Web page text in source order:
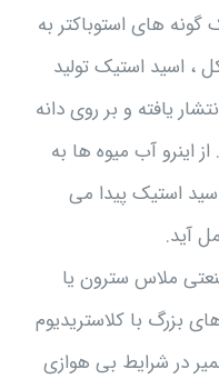
گونه های استوباکتر به
، اسید استیک تولید
یافته و بر روی دانه
اینرو آب میوه ها به
استیک پیدا می
آید.
ملاس سترون یا
بزرگ با کلاستریدیوم
در شرایط بی هوازی